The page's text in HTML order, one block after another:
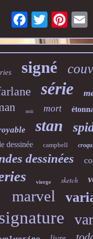
signé
série
noir mort
stan
dessinée campbell
dessinées
vierge sketch
marvel